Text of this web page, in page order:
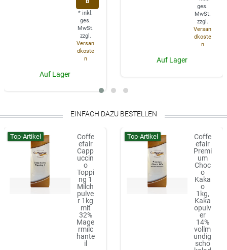
* inkl.
ges.
MwSt.
zzgl.
Versan
dkoste
n
Auf Lager
ges.
MwSt.
zzgl.
Versan
dkoste
n
Auf Lager
EINFACH DAZU BESTELLEN
Top-Artikel
Coffe
efair
Capp
uccin
o
Toppi
ng 1
Milch
pulve
r 1kg
mit
32%
Mage
rmilc
hante
il
Top-Artikel
Coffe
efair
Premi
um
Choc
o
Kaka
o
1kg,
Kaka
opulv
er
14%
vollm
undig
scho